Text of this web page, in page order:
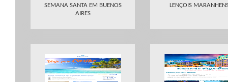
SEMANA SANTA EM BUENOS
AIRES
LENÇOIS